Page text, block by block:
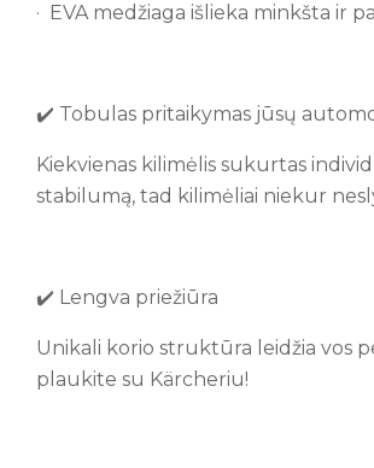
· EVA medžiaga išlieka minkšta ir
✔️ Tobulas pritaikymas jūsų
Kiekvienas kilimėlis sukurtas
stabilumą, tad kilimėliai niekur
✔️ Lengva priežiūra
Unikali korio struktūra leidžia vos
plaukite su Kärcheriu!